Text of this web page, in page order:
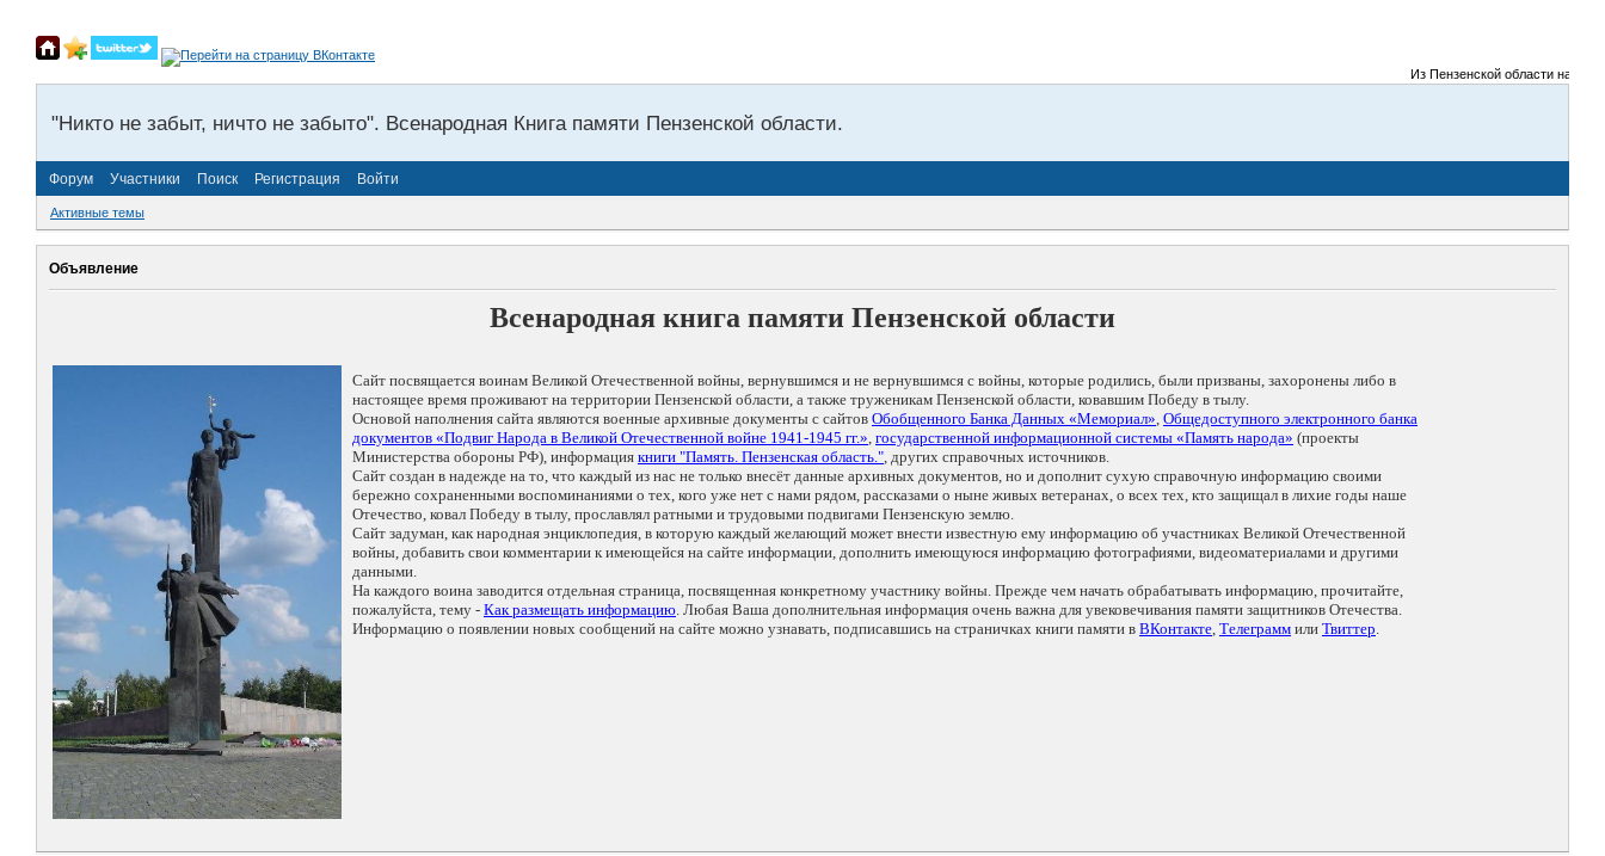
Из Пензенской области на
"Никто не забыт, ничто не забыто". Всенародная Книга памяти Пензенской области.
Форум Участники Поиск Регистрация Войти
Активные темы
Объявление
Всенародная книга памяти Пензенской области
Сайт посвящается воинам Великой Отечественной войны, вернувшимся и не вернувшимся с войны, которые родились, были призваны, захоронены либо в
настоящее время проживают на территории Пензенской области, а также труженикам Пензенской области, ковавшим Победу в тылу.
Основой наполнения сайта являются военные архивные документы с сайтов Обобщенного Банка Данных «Мемориал», Общедоступного электронного банка
документов «Подвиг Народа в Великой Отечественной войне 1941-1945 гг.», государственной информационной системы «Память народа» (проекты
Министерства обороны РФ), информация книги "Память. Пензенская область.", других справочных источников.
Сайт создан в надежде на то, что каждый из нас не только внесёт данные архивных документов, но и дополнит сухую справочную информацию своими
бережно сохраненными воспоминаниями о тех, кого уже нет с нами рядом, рассказами о ныне живых ветеранах, о всех тех, кто защищал в лихие годы наше
Отечество, ковал Победу в тылу, прославлял ратными и трудовыми подвигами Пензенскую землю.
Сайт задуман, как народная энциклопедия, в которую каждый желающий может внести известную ему информацию об участниках Великой Отечественной
войны, добавить свои комментарии к имеющейся на сайте информации, дополнить имеющуюся информацию фотографиями, видеоматериалами и другими
данными.
На каждого воина заводится отдельная страница, посвященная конкретному участнику войны. Прежде чем начать обрабатывать информацию, прочитайте,
пожалуйста, тему - Как размещать информацию. Любая Ваша дополнительная информация очень важна для увековечивания памяти защитников Отечества.
Информацию о появлении новых сообщений на сайте можно узнавать, подписавшись на страничках книги памяти в ВКонтакте, Телеграмм или Твиттер.